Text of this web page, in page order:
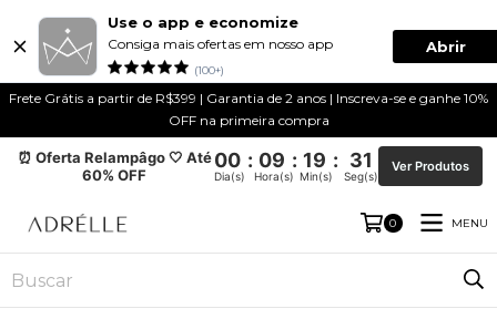
Use o app e economize
Consiga mais ofertas em nosso app
(100+)
Abrir
Frete Grátis a partir de R$399 | Garantia de 2 anos | Inscreva-se e ganhe 10%
OFF na primeira compra
⏰ Oferta Relampâgo 🤍 Até
60% OFF
00 : 09 : 19 : 30
Dia(s) Hora(s) Min(s) Seg(s)
Ver Produtos
0 MENU